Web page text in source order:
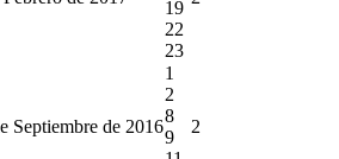
19
22
23
Septiembre de 2016
1
2
8
9
2